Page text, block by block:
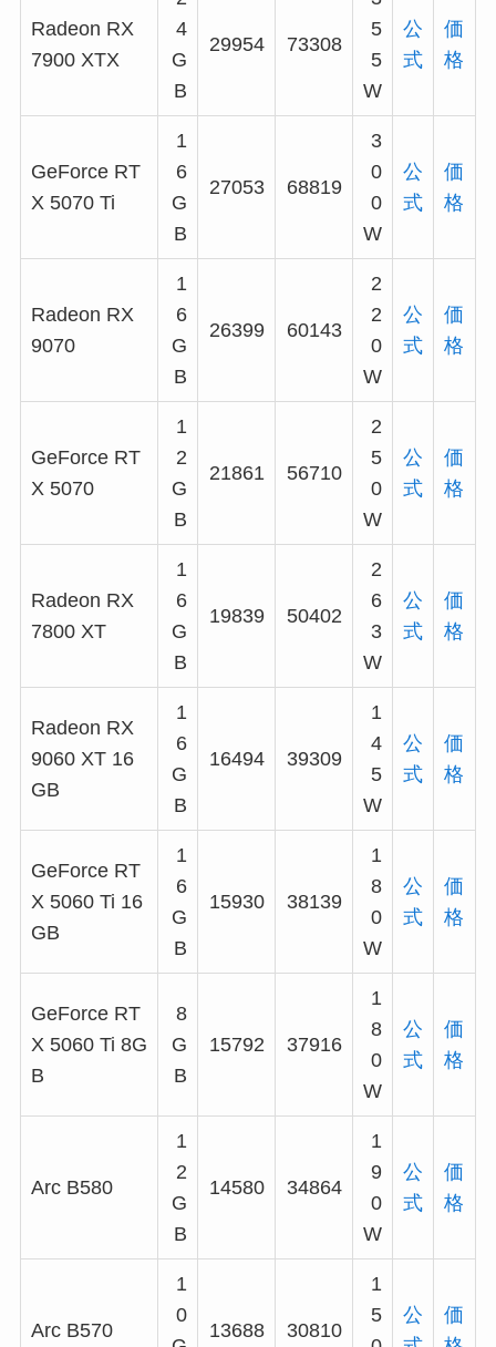
Radeon RX
7900 XTX
4
G
B
29954 73308
5
5
W
公
式
価
格
GeForce RT
X 5070 Ti
1
6
G
B
27053 68819
3
0
0
W
公
式
価
格
Radeon RX
9070
1
6
G
B
26399 60143
2
2
0
W
公
式
価
格
GeForce RT
X 5070
1
2
G
B
21861 56710
2
5
0
W
公
式
価
格
Radeon RX
7800 XT
1
6
G
B
19839 50402
2
6
3
W
公
式
価
格
Radeon RX
9060 XT 16
GB
1
6
G
B
16494 39309
1
4
5
W
公
式
価
格
GeForce RT
X 5060 Ti 16
GB
1
6
G
B
15930 38139
1
8
0
W
公
式
価
格
GeForce RT
X 5060 Ti 8G
B
8
G
B
15792 37916
1
8
0
W
公
式
価
格
Arc B580
1
2
G
B
14580 34864
1
9
0
W
公
式
価
格
Arc B570
1
0
13688 30810
1
5
公
価